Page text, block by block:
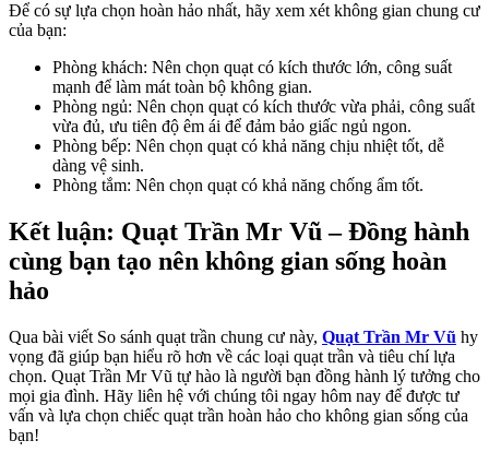
Để có sự lựa chọn hoàn hảo nhất, hãy xem xét không gian chung cư
của bạn:
Phòng khách: Nên chọn quạt có kích thước lớn, công suất
mạnh để làm mát toàn bộ không gian.
Phòng ngủ: Nên chọn quạt có kích thước vừa phải, công suất
vừa đủ, ưu tiên độ êm ái để đảm bảo giấc ngủ ngon.
Phòng bếp: Nên chọn quạt có khả năng chịu nhiệt tốt, dễ
dàng vệ sinh.
Phòng tắm: Nên chọn quạt có khả năng chống ẩm tốt.
Kết luận: Quạt Trần Mr Vũ – Đồng hành
cùng bạn tạo nên không gian sống hoàn
hảo
Qua bài viết So sánh quạt trần chung cư này, Quạt Trần Mr Vũ hy
vọng đã giúp bạn hiểu rõ hơn về các loại quạt trần và tiêu chí lựa
chọn. Quạt Trần Mr Vũ tự hào là người bạn đồng hành lý tưởng cho
mọi gia đình. Hãy liên hệ với chúng tôi ngay hôm nay để được tư
vấn và lựa chọn chiếc quạt trần hoàn hảo cho không gian sống của
bạn!